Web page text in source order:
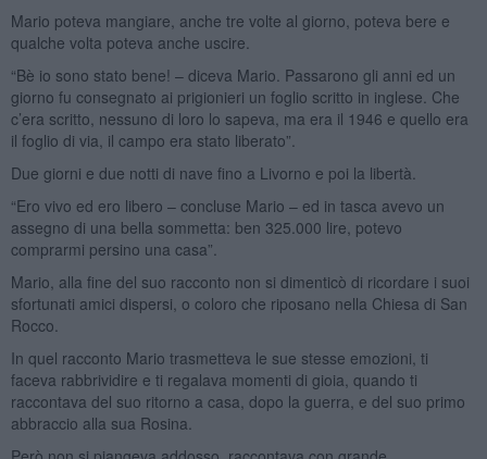
Mario poteva mangiare, anche tre volte al giorno, poteva bere e
qualche volta poteva anche uscire.
“Bè io sono stato bene! – diceva Mario. Passarono gli anni ed un
giorno fu consegnato ai prigionieri un foglio scritto in inglese. Che
c’era scritto, nessuno di loro lo sapeva, ma era il 1946 e quello era
il foglio di via, il campo era stato liberato”.
Due giorni e due notti di nave fino a Livorno e poi la libertà.
“Ero vivo ed ero libero – concluse Mario – ed in tasca avevo un
assegno di una bella sommetta: ben 325.000 lire, potevo
comprarmi persino una casa”.
Mario, alla fine del suo racconto non si dimenticò di ricordare i suoi
sfortunati amici dispersi, o coloro che riposano nella Chiesa di San
Rocco.
In quel racconto Mario trasmetteva le sue stesse emozioni, ti
faceva rabbrividire e ti regalava momenti di gioia, quando ti
raccontava del suo ritorno a casa, dopo la guerra, e del suo primo
abbraccio alla sua Rosina.